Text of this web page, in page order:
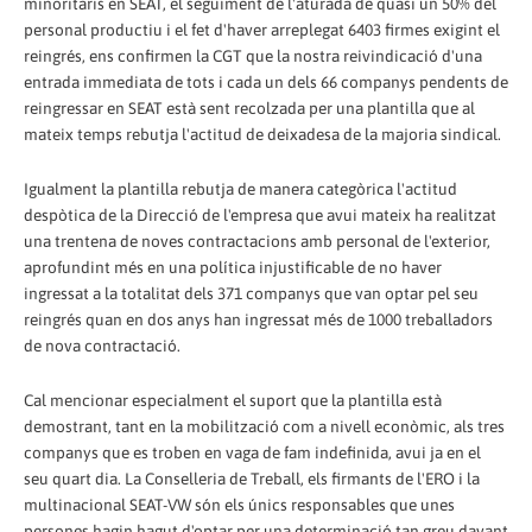
personal productiu i el fet d'haver arreplegat 6403 firmes exigint el
reingrés, ens confirmen la CGT que la nostra reivindicació d'una
entrada immediata de tots i cada un dels 66 companys pendents de
reingressar en SEAT està sent recolzada per una plantilla que al
mateix temps rebutja l'actitud de deixadesa de la majoria sindical.
Igualment la plantilla rebutja de manera categòrica l'actitud
despòtica de la Direcció de l'empresa que avui mateix ha realitzat
una trentena de noves contractacions amb personal de l'exterior,
aprofundint més en una política injustificable de no haver
ingressat a la totalitat dels 371 companys que van optar pel seu
reingrés quan en dos anys han ingressat més de 1000 treballadors
de nova contractació.
Cal mencionar especialment el suport que la plantilla està
demostrant, tant en la mobilització com a nivell econòmic, als tres
companys que es troben en vaga de fam indefinida, avui ja en el
seu quart dia. La Conselleria de Treball, els firmants de l'ERO i la
multinacional SEAT-VW són els únics responsables que unes